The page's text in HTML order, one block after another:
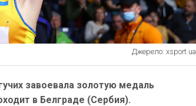
Джерело: xsport.ua
завоевала золотую медаль
в Белграде (Сербия).